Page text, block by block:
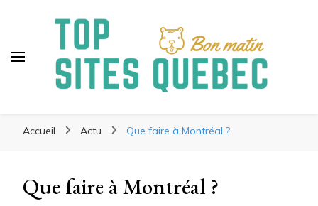
Accueil Actu Que faire à Montréal ?
Que faire à Montréal ?